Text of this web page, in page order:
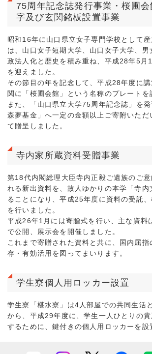
75周年記念誌発行事業・桜圃会
字及び玄関銘板設置事業
昭和16年に山口県立女子専門学校として
は、山口女子短期大学、山口女子大学、男
政法人化と歴史を積み重ね、平成28年5月
を迎えました。
その節目の年を記念して、平成28年度に
関に「桜圃会館」という名称のプレートを
また、「山口県立大学75周年記念誌」を
森夢基金」へ一定の金額以上ご寄附いただ
て贈呈しました。
寺内家所蔵資料受贈事業
第18代内閣総理大臣寺内正毅ご遺族のご意
れる新出資料を、故人ゆかりの本学「寺内
ることになり、平成25年度に資料の受託
を行いました。
平成26年1月には寄贈式を行い、主な資料
で公開、展示会を開催しました。
これまで寄贈された資料と共に、国内屈指
存・有効活用を図ってまいります。
学生寮個人用ロッカー設置
学生寮「椹水寮」は4人部屋での共同生活
から、平成29年度に、学生一人ひとりの
するために、鍵付きの個人用ロッカーを設